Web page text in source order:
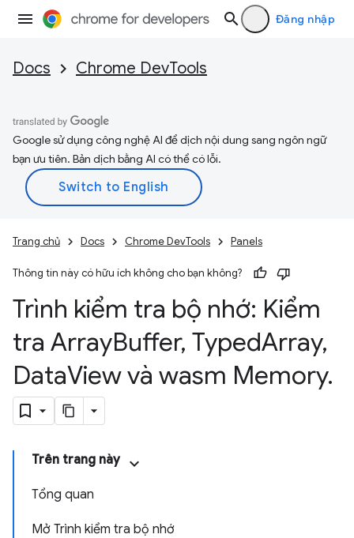
Đăng nhập
Docs Chrome DevTools
Google sử dụng công nghệ AI để dịch nội dung sang ngôn ngữ
bạn ưu tiên. Bản dịch bằng AI có thể có lỗi.
Trang chủ Docs Chrome DevTools Panels
Thông tin này có hữu ích không cho bạn không?
Trình kiểm tra bộ nhớ: Kiểm
tra ArrayBuffer, TypedArray,
DataView và wasm Memory.
Trên trang này
Tổng quan
Mở Trình kiểm tra bộ nhớ